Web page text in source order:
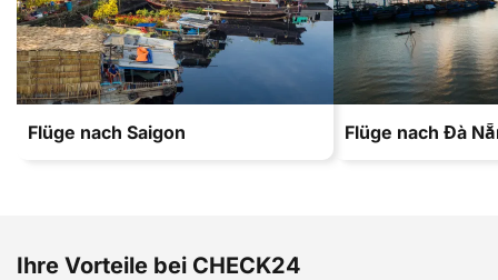
Flüge nach Saigon Flüge nach Đà
Ihre Vorteile bei CHECK24